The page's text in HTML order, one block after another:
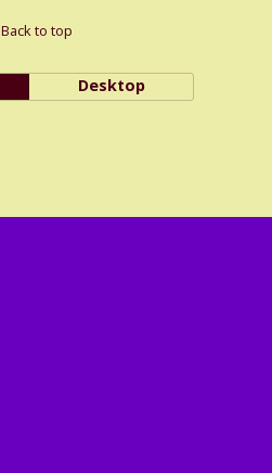
Back to top
Desktop